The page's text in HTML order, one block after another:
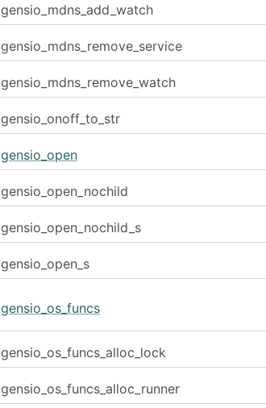
gensio_mdns_add_watch
gensio_mdns_remove_service
gensio_mdns_remove_watch
gensio_onoff_to_str
gensio_open
gensio_open_nochild
gensio_open_nochild_s
gensio_open_s
gensio_os_funcs
gensio_os_funcs_alloc_lock
gensio_os_funcs_alloc_runner